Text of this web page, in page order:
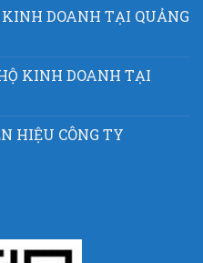
DOANH TẠI QUẢNG
KINH DOANH TẠI
HIỆU CÔNG TY